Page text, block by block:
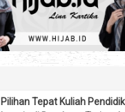
Pilihan Tepat Kuliah